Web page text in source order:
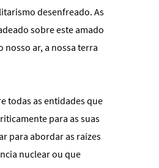
desenfreado. As
sobre este amado
nosso ar, a nossa terra
todas as entidades que
para as suas
para abordar as raízes
nuclear ou que